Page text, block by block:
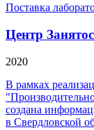
Поставка
Центр
2020
В рамках
создана
в Свердловской